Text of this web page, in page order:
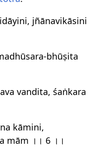
jñānavikāsini
bhūṣita
vandita, śaṅkara
kāmini,
mām ।। 6 ।।